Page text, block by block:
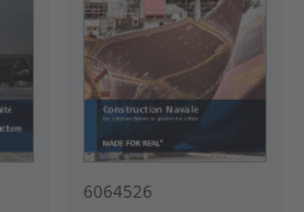
6064526